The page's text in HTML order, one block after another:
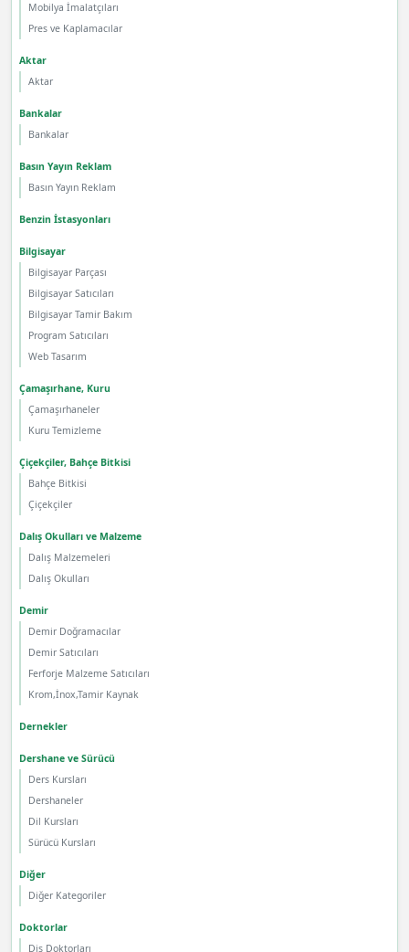
Mobilya İmalatçıları
Pres ve Kaplamacılar
Aktar
Aktar
Bankalar
Bankalar
Basın Yayın Reklam
Basın Yayın Reklam
Benzin İstasyonları
Bilgisayar
Bilgisayar Parçası
Bilgisayar Satıcıları
Bilgisayar Tamir Bakım
Program Satıcıları
Web Tasarım
Çamaşırhane, Kuru
Çamaşırhaneler
Kuru Temizleme
Çiçekçiler, Bahçe Bitkisi
Bahçe Bitkisi
Çiçekçiler
Dalış Okulları ve Malzeme
Dalış Malzemeleri
Dalış Okulları
Demir
Demir Doğramacılar
Demir Satıcıları
Ferforje Malzeme Satıcıları
Krom,İnox,Tamir Kaynak
Dernekler
Dershane ve Sürücü
Ders Kursları
Dershaneler
Dil Kursları
Sürücü Kursları
Diğer
Diğer Kategoriler
Doktorlar
Diş Doktorları